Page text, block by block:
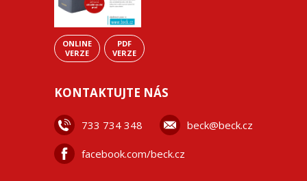
ONLINE
VERZE
PDF
VERZE
KONTAKTUJTE NÁS
733 734 348 beck@beck.cz
facebook.com/beck.cz